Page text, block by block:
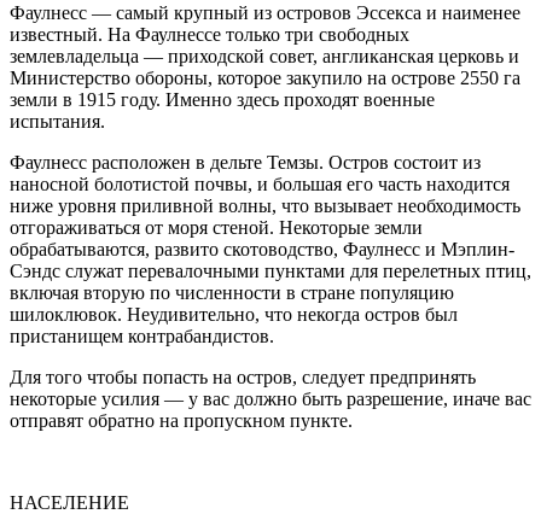
Фаулнесс — самый крупный из островов Эссекса и наименее
известный. На Фаулнессе только три свободных
землевладельца — приходской совет, англиканская церковь и
Министерство обороны, которое закупило на острове 2550 га
земли в 1915 году. Именно здесь проходят военные
испытания.
Фаулнесс расположен в дельте Темзы. Остров состоит из
наносной болотистой почвы, и большая его часть находится
ниже уровня приливной волны, что вызывает необходимость
отгораживаться от моря стеной. Некоторые земли
обрабатываются, развито скотоводство, Фаулнесс и Мэплин-
Сэндс служат перевалочными пунктами для перелетных птиц,
включая вторую по численности в стране популяцию
шилоклювок. Неудивительно, что некогда остров был
пристанищем контрабандистов.
Для того чтобы попасть на остров, следует предпринять
некоторые усилия — у вас должно быть разрешение, иначе вас
отправят обратно на пропускном пункте.
НАСЕЛЕНИЕ